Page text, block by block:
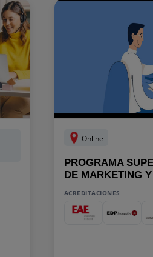
Online
PROGRAMA
DE MARKETING
ACREDITACIONES